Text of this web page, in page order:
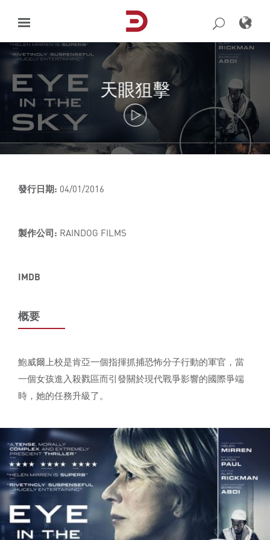
content
天眼狙擊
發行日期: 04/01/2016
製作公司: RAINDOG FILMS
IMDB
概要
鮑威爾上校是肯亞一個指揮抓捕恐怖分子行動的軍官，當
一個女孩進入殺戮區而引發關於現代戰爭影響的國際爭端
時，她的任務升級了。